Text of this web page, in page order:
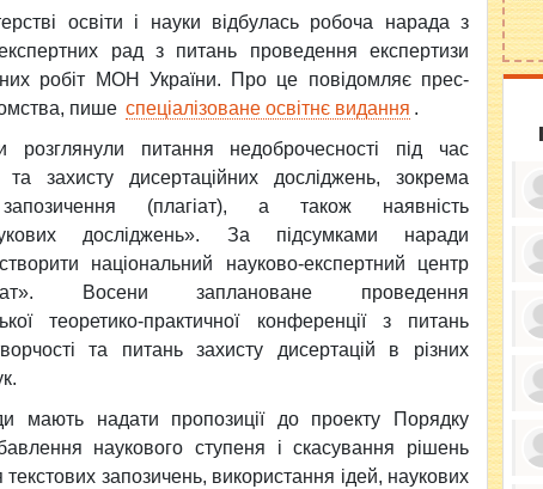
освіти і науки відбулась робоча нарада з
рад з питань проведення експертизи
робіт МОН України. Про це повідомляє прес-
пише спеціалізоване освітнє видання .
розглянули питання недоброчесності під час
та захисту дисертаційних досліджень, зокрема
запозичення (плагіат), а також наявність
досліджень». За підсумками наради
національний науково-експертний центр
Восени заплановане проведення
теоретико-практичної конференції з питань
та питань захисту дисертацій в різних
мають надати пропозиції до проекту Порядку
наукового ступеня і скасування рішень
запозичень, використання ідей, наукових